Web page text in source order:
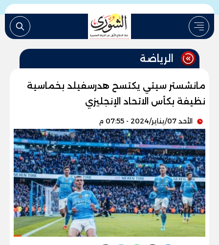
الرياضة
مانشستر سيتي يكتسح هدرسفيلد بخماسية
نظيفة بكأس الاتحاد الإنجليزي
الأحد 07/يناير/2024 - 07:55 م